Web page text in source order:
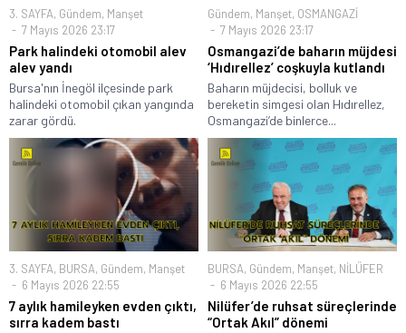
3. SAYFA, Gündem, Manşet
7 Mayıs 2026 23:17
Park halindeki otomobil alev
alev yandı
Bursa'nın İnegöl ilçesinde park
halindeki otomobil çıkan yangında
zarar gördü.
Gündem, Manşet, OSMANGAZİ
7 Mayıs 2026 23:17
Osmangazi’de baharın müjdesi
‘Hıdırellez’ coşkuyla kutlandı
Baharın müjdecisi, bolluk ve
bereketin simgesi olan Hıdırellez,
Osmangazi’de binlerce...
3. SAYFA, BURSA, Gündem, Manşet
6 Mayıs 2026 22:55
7 aylık hamileyken evden çıktı,
sırra kadem bastı
BURSA, Gündem, Manşet, NİLÜFER
6 Mayıs 2026 22:55
Nilüfer’de ruhsat süreçlerinde
“Ortak Akıl” dönemi